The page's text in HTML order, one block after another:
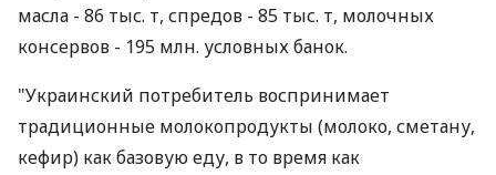
масла - 86 тыс. т, спредов - 85 тыс. т, молочных
консервов - 195 млн. условных банок.
"Украинский потребитель воспринимает
традиционные молокопродукты (молоко, сметану,
кефир) как базовую еду, в то время как